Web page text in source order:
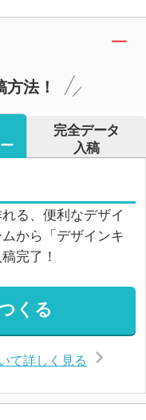
法！
完全データ
入稿
る、便利なデザイ
から「デザインキ
完了！
くる
て詳しく見る